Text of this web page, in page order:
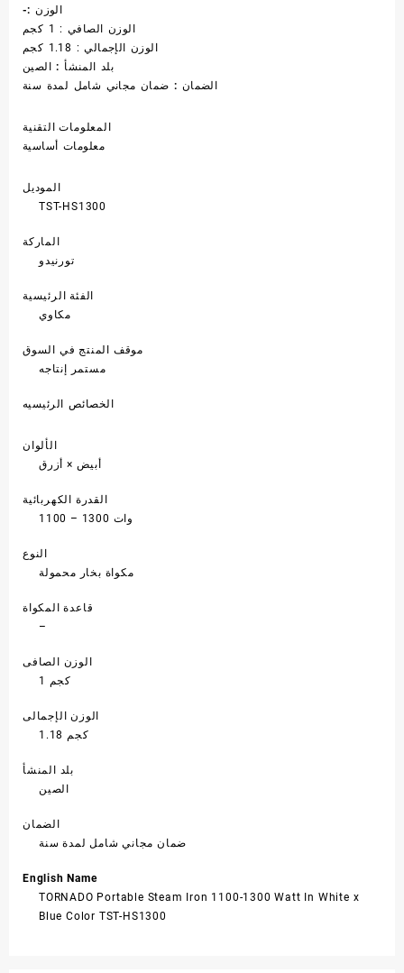
الوزن :-
الوزن الصافي : 1 كجم
الوزن الإجمالي : 1.18 كجم
بلد المنشأ :الصين
الضمان : ضمان مجاني شامل لمدة سنة
المعلومات التقنية
معلومات أساسية
الموديل
TST-HS1300
الماركة
تورنيدو
الفئة الرئيسية
مكاوي
موقف المنتج في السوق
مستمر إنتاجه
الخصائص الرئيسيه
الألوان
أبيض × أزرق
القدرة الكهربائية
1100 – 1300 وات
النوع
مكواة بخار محمولة
قاعدة المكواة
–
الوزن الصافى
1 كجم
الوزن الإجمالى
1.18 كجم
بلد المنشأ
الصين
الضمان
ضمان مجاني شامل لمدة سنة
English Name
TORNADO Portable Steam Iron 1100-1300 Watt In White x
Blue Color TST-HS1300